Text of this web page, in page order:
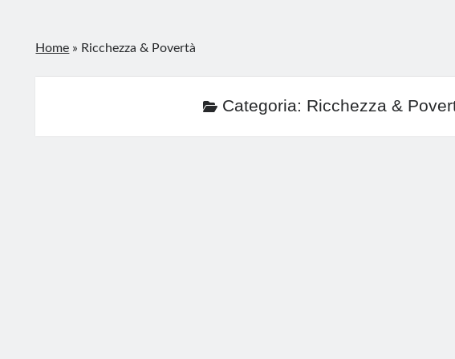
Home » Ricchezza & Povertà
Categoria: Ricchezza &